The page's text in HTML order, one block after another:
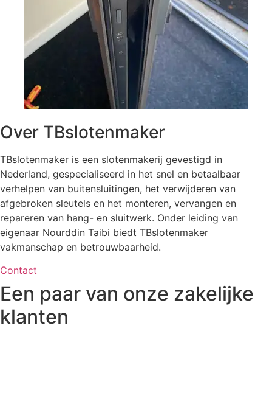
Over TBslotenmaker
TBslotenmaker is een slotenmakerij gevestigd in
Nederland, gespecialiseerd in het snel en betaalbaar
verhelpen van buitensluitingen, het verwijderen van
afgebroken sleutels en het monteren, vervangen en
repareren van hang- en sluitwerk. Onder leiding van
eigenaar Nourddin Taibi biedt TBslotenmaker
vakmanschap en betrouwbaarheid.
Contact
Een paar van onze zakelijke
klanten